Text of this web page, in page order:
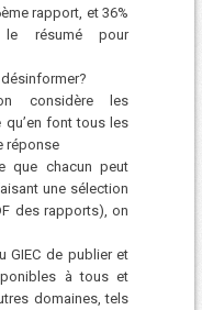
rapport, et 36%
résumé pour
considère les
font tous les
réponse
que chacun peut
une sélection
des rapports), on
GIEC de publier et
à tous et
domaines, tels